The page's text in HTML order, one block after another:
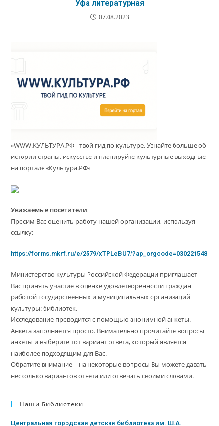
Уфа литературная
07.08.2023
«WWW.КУЛЬТУРА.РФ - твой гид по культуре. Узнайте больше об
истории страны, искусстве и планируйте культурные выходные
на портале «Культура.РФ»
Уважаемые посетители!
Просим Вас оценить работу нашей организации, используя
ссылку:
https://forms.mkrf.ru/e/2579/xTPLeBU7/?ap_orgcode=030221548
Министерство культуры Российской Федерации приглашает
Вас принять участие в оценке удовлетворенности граждан
работой государственных и муниципальных организаций
культуры: библиотек.
Исследование проводится с помощью анонимной анкеты.
Анкета заполняется просто. Внимательно прочитайте вопросы
анкеты и выберите тот вариант ответа, который является
наиболее подходящим для Вас.
Обратите внимание – на некоторые вопросы Вы можете давать
несколько вариантов ответа или отвечать своими словами.
Наши Библиотеки
Центральная городская детская библиотека им. Ш.А.